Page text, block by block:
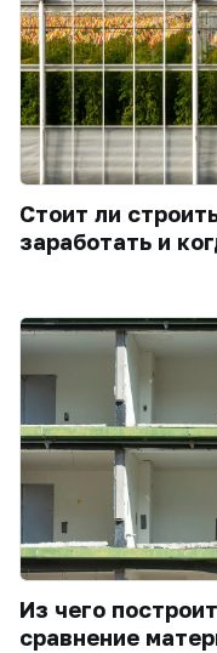
Стоит ли
заработать и
Из чего
сравнение